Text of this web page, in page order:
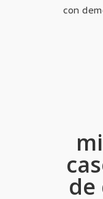
con
de